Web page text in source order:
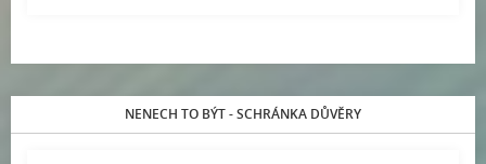
NENECH TO BÝT - SCHRÁNKA DŮVĚRY